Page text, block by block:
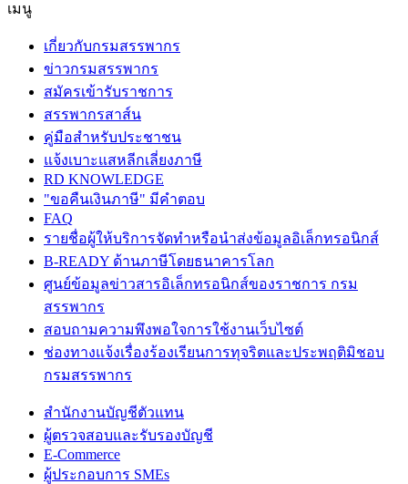
เมนู
เกี่ยวกับกรมสรรพากร
ข่าวกรมสรรพากร
สมัครเข้ารับราชการ
สรรพากรสาส์น
คู่มือสำหรับประชาชน
แจ้งเบาะแสหลีกเลี่ยงภาษี
RD KNOWLEDGE
"ขอคืนเงินภาษี" มีคำตอบ
FAQ
รายชื่อผู้ให้บริการจัดทำหรือนำส่งข้อมูลอิเล็กทรอนิกส์
B-READY ด้านภาษีโดยธนาคารโลก
ศูนย์ข้อมูลข่าวสารอิเล็กทรอนิกส์ของราชการ กรม
สรรพากร
สอบถามความพึงพอใจการใช้งานเว็บไซต์
ช่องทางแจ้งเรื่องร้องเรียนการทุจริตและประพฤติมิชอบ
กรมสรรพากร
สำนักงานบัญชีตัวแทน
ผู้ตรวจสอบและรับรองบัญชี
E-Commerce
ผู้ประกอบการ SMEs